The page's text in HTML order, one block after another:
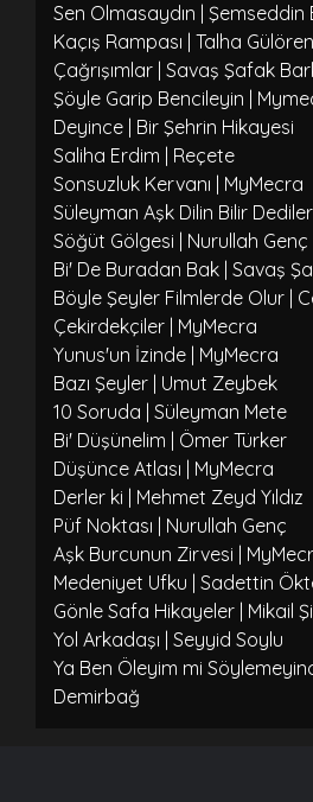
Sen Olmasaydın |
Kaçış Rampası | Talha Gülören
Çağrışımlar | Savaş Şafak
Şöyle Garip Bencileyin |
Deyince | Bir Şehrin Hikayesi
Saliha Erdim | Reçete
Sonsuzluk Kervanı | MyMecra
Süleyman Aşk Dilin Bilir
Söğüt Gölgesi | Nurullah Genç
Bi' De Buradan Bak | Savaş
Böyle Şeyler Filmlerde Olur |
Çekirdekçiler | MyMecra
Yunus'un İzinde | MyMecra
Bazı Şeyler | Umut Zeybek
10 Soruda | Süleyman Mete
Bi' Düşünelim | Ömer Türker
Düşünce Atlası | MyMecra
Derler ki | Mehmet Zeyd Yıldız
Püf Noktası | Nurullah Genç
Aşk Burcunun Zirvesi |
Medeniyet Ufku | Sadettin
Gönle Safa Hikayeler | Mikail
Yol Arkadaşı | Seyyid Soylu
Ya Ben Öleyim mi
Demirbağ